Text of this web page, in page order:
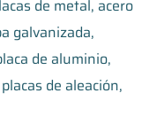
de metal, acero
galvanizada,
de aluminio,
de aleación,